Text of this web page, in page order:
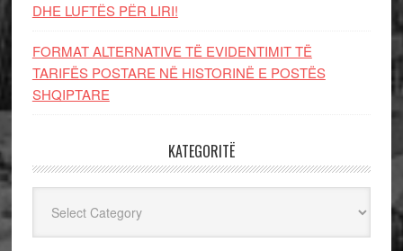
DHE LUFTЁS PЁR LIRI!
FORMAT ALTERNATIVE TË EVIDENTIMIT TË
TARIFËS POSTARE NË HISTORINË E POSTËS
SHQIPTARE
KATEGORITË